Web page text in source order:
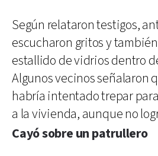
Según relataron testigos,
escucharon gritos y
estallido de vidrios dentro
Algunos vecinos señalaron
habría intentado trepar
a la vivienda, aunque no
Cayó sobre un patrullero